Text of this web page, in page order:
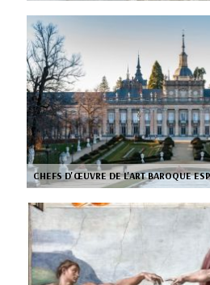
CHEFS D'ŒUVRE DE L'ART BAROQUE